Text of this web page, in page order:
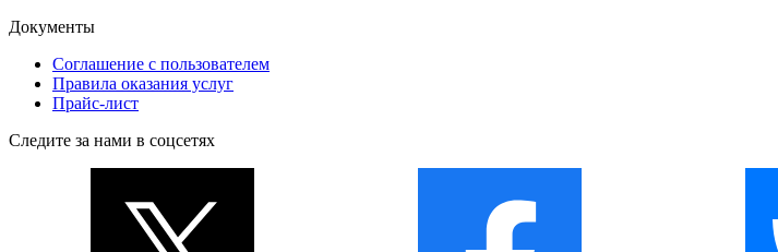
Документы
Соглашение с пользователем
Правила оказания услуг
Прайс-лист
Следите за нами в соцсетях